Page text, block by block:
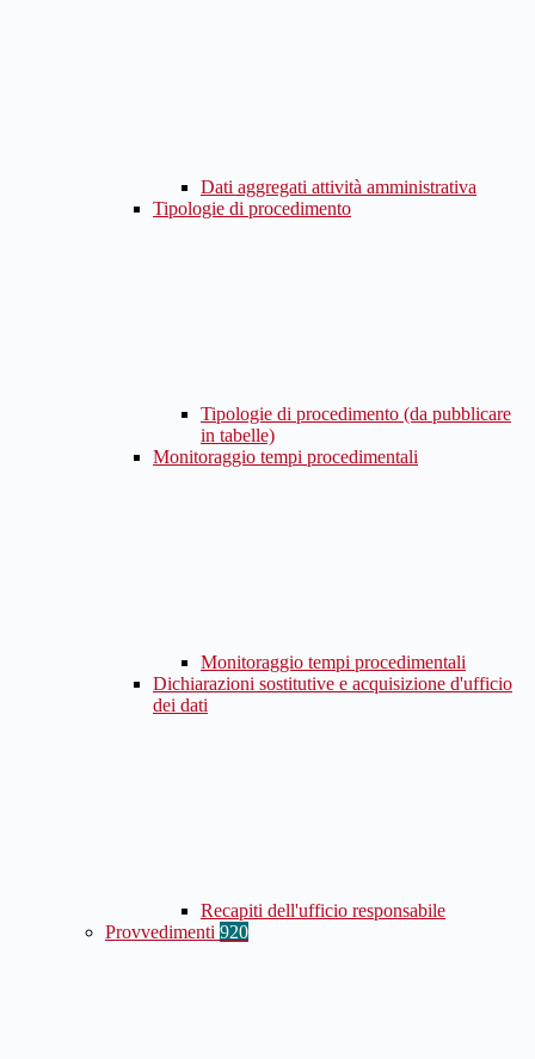
Dati aggregati attività amministrativa
Tipologie di procedimento
Tipologie di procedimento (da pubblicare
in tabelle)
Monitoraggio tempi procedimentali
Monitoraggio tempi procedimentali
Dichiarazioni sostitutive e acquisizione d'ufficio
dei dati
Recapiti dell'ufficio responsabile
Provvedimenti 920